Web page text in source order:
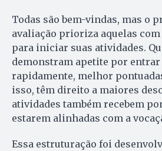
Todas são bem-vindas, mas o
avaliação prioriza aquelas
para iniciar suas atividades.
demonstram apetite por entrar
rapidamente, melhor
isso, têm direito a maiores
atividades também recebem
estarem alinhadas com a
Essa estruturação foi